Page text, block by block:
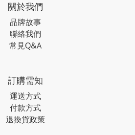
關於我們
品牌故事
聯絡我們
常見Q&A
訂購需知
運送方式
付款方式
退換貨政策